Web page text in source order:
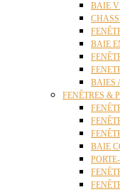
BAIE
BAIE
BAIES
FENÊTRES &
BAIE